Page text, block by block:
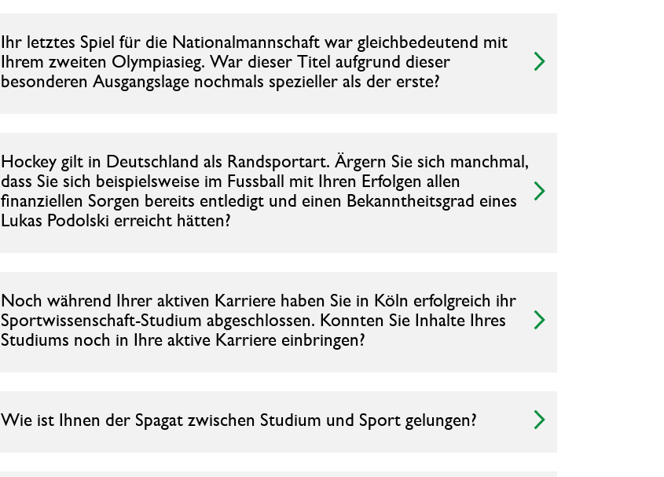
Ihr letztes Spiel für die Nationalmannschaft war gleichbedeutend mit
Ihrem zweiten Olympiasieg. War dieser Titel aufgrund dieser
besonderen Ausgangslage nochmals spezieller als der erste?
Hockey gilt in Deutschland als Randsportart. Ärgern Sie sich manchmal,
dass Sie sich beispielsweise im Fussball mit Ihren Erfolgen allen
finanziellen Sorgen bereits entledigt und einen Bekanntheitsgrad eines
Lukas Podolski erreicht hätten?
Noch während Ihrer aktiven Karriere haben Sie in Köln erfolgreich ihr
Sportwissenschaft-Studium abgeschlossen. Konnten Sie Inhalte Ihres
Studiums noch in Ihre aktive Karriere einbringen?
Wie ist Ihnen der Spagat zwischen Studium und Sport gelungen?